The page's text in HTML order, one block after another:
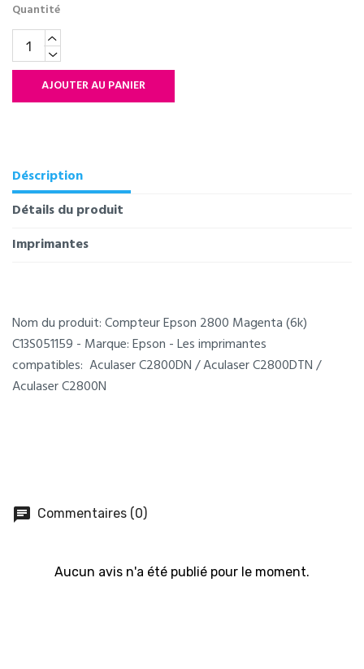
Quantité
AJOUTER AU PANIER
Déscription
Détails du produit
Imprimantes
Nom du produit: Compteur Epson 2800 Magenta (6k)
C13S051159 - Marque: Epson - Les imprimantes
compatibles: Aculaser C2800DN / Aculaser C2800DTN /
Aculaser C2800N
chat Commentaires (0)
Aucun avis n'a été publié pour le moment.